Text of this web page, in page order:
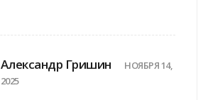
Александр Гришин
НОЯБРЯ 14,
2025